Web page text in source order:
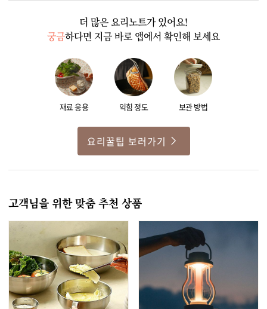
더 많은 요리노트가 있어요!
궁금하다면 지금 바로 앱에서 확인해 보세요
재료 응용 익힘 정도 보관 방법
요리꿀팁 보러가기
고객님을 위한 맞춤 추천 상품